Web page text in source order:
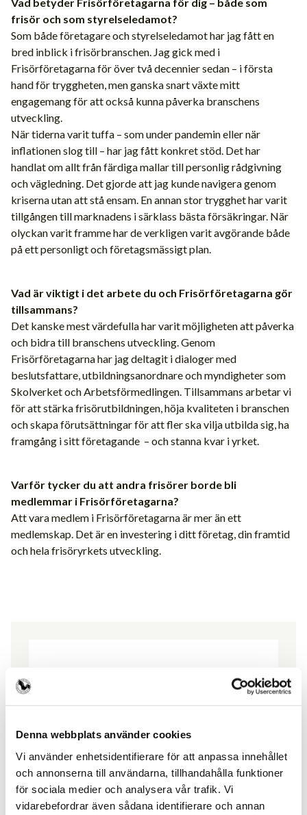
Denna webbplats använder cookies
Vi använder enhetsidentifierare för att anpassa innehållet
och annonserna till användarna, tillhandahålla funktioner
för sociala medier och analysera vår trafik. Vi
vidarebefordrar även sådana identifierare och annan
frisör och som styrelseledamot?
Som både företagare och styrelseledamot har jag fått en
bred inblick i frisörbranschen. Jag gick med i
Frisörföretagarna för över två decennier sedan – i första
hand för tryggheten, men ganska snart växte mitt
engagemang för att också kunna påverka branschens
utveckling.
När tiderna varit tuffa – som under pandemin eller när
inflationen slog till – har jag fått konkret stöd. Det har
handlat om allt från färdiga mallar till personlig rådgivning
och vägledning. Det gjorde att jag kunde navigera genom
kriserna utan att stå ensam. En annan stor trygghet har varit
tillgången till marknadens i särklass bästa försäkringar. När
olyckan varit framme har de verkligen varit avgörande både
på ett personligt och företagsmässigt plan.
Vad är viktigt i det arbete du och Frisörföretagarna gör
tillsammans?
Det kanske mest värdefulla har varit möjligheten att påverka
och bidra till branschens utveckling. Genom
Frisörföretagarna har jag deltagit i dialoger med
beslutsfattare, utbildningsanordnare och myndigheter som
Skolverket och Arbetsförmedlingen. Tillsammans arbetar vi
för att stärka frisörutbildningen, höja kvaliteten i branschen
och skapa förutsättningar för att fler ska vilja utbilda sig, ha
framgång i sitt företagande – och stanna kvar i yrket.
Varför tycker du att andra frisörer borde bli
medlemmar i Frisörföretagarna?
Att vara medlem i Frisörföretagarna är mer än ett
medlemskap. Det är en investering i ditt företag, din framtid
och hela frisöryrkets utveckling.
av dessa redan idag.
Visa förmåner